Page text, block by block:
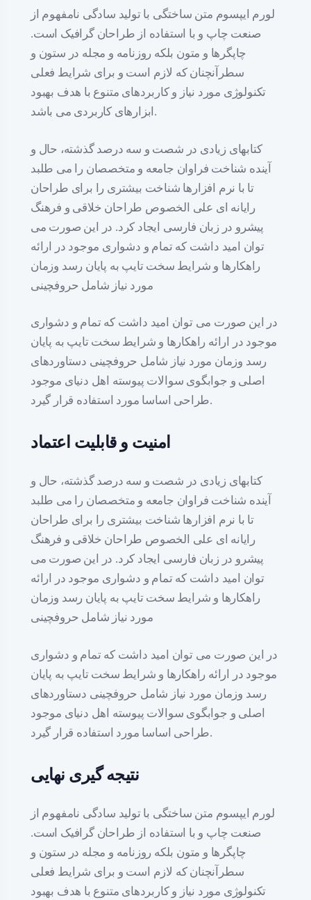
لورم ایپسوم متن ساختگی با تولید سادگی نامفهوم از
صنعت چاپ و با استفاده از طراحان گرافیک است.
چاپگرها و متون بلکه روزنامه و مجله در ستون و
سطرآنچنان که لازم است و برای شرایط فعلی
تکنولوژی مورد نیاز و کاربردهای متنوع با هدف بهبود
ابزارهای کاربردی می باشد.
کتابهای زیادی در شصت و سه درصد گذشته، حال و
آینده شناخت فراوان جامعه و متخصصان را می طلبد
تا با نرم افزارها شناخت بیشتری را برای طراحان
رایانه ای علی الخصوص طراحان خلاقی و فرهنگ
پیشرو در زبان فارسی ایجاد کرد. در این صورت می
توان امید داشت که تمام و دشواری موجود در ارائه
راهکارها و شرایط سخت تایپ به پایان رسد وزمان
مورد نیاز شامل حروفچینی
در این صورت می توان امید داشت که تمام و دشواری
موجود در ارائه راهکارها و شرایط سخت تایپ به پایان
رسد وزمان مورد نیاز شامل حروفچینی دستاوردهای
اصلی و جوابگوی سوالات پیوسته اهل دنیای موجود
طراحی اساسا مورد استفاده قرار گیرد.
امنیت و قابلیت اعتماد
کتابهای زیادی در شصت و سه درصد گذشته، حال و
آینده شناخت فراوان جامعه و متخصصان را می طلبد
تا با نرم افزارها شناخت بیشتری را برای طراحان
رایانه ای علی الخصوص طراحان خلاقی و فرهنگ
پیشرو در زبان فارسی ایجاد کرد. در این صورت می
توان امید داشت که تمام و دشواری موجود در ارائه
راهکارها و شرایط سخت تایپ به پایان رسد وزمان
مورد نیاز شامل حروفچینی
در این صورت می توان امید داشت که تمام و دشواری
موجود در ارائه راهکارها و شرایط سخت تایپ به پایان
رسد وزمان مورد نیاز شامل حروفچینی دستاوردهای
اصلی و جوابگوی سوالات پیوسته اهل دنیای موجود
طراحی اساسا مورد استفاده قرار گیرد.
نتیجه گیری نهایی
لورم ایپسوم متن ساختگی با تولید سادگی نامفهوم از
صنعت چاپ و با استفاده از طراحان گرافیک است.
چاپگرها و متون بلکه روزنامه و مجله در ستون و
سطرآنچنان که لازم است و برای شرایط فعلی
تکنولوژی مورد نیاز و کاربردهای متنوع با هدف بهبود